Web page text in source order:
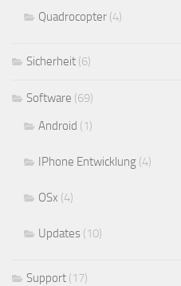
Quadrocopter (4)
Sicherheit (6)
Software (69)
Android (1)
IPhone Entwicklung (4)
OSx (4)
Updates (10)
Support (17)